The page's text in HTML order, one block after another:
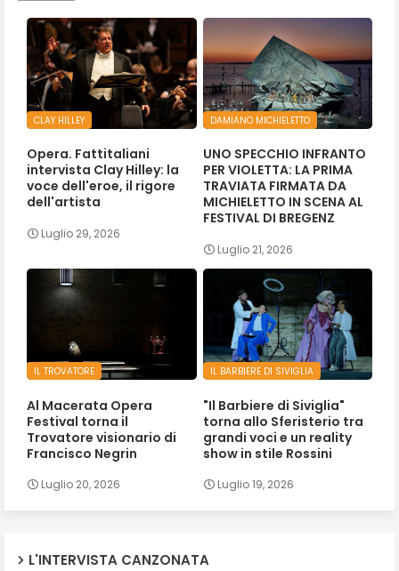
CLAY HILLEY
Opera. Fattitaliani
intervista Clay Hilley: la
voce dell'eroe, il rigore
dell'artista
Luglio 29, 2026
DAMIANO MICHIELETTO
UNO SPECCHIO INFRANTO
PER VIOLETTA: LA PRIMA
TRAVIATA FIRMATA DA
MICHIELETTO IN SCENA AL
FESTIVAL DI BREGENZ
Luglio 21, 2026
IL TROVATORE
Al Macerata Opera
Festival torna il
Trovatore visionario di
Francisco Negrin
Luglio 20, 2026
IL BARBIERE DI SIVIGLIA
"Il Barbiere di Siviglia"
torna allo Sferisterio tra
grandi voci e un reality
show in stile Rossini
Luglio 19, 2026
L'INTERVISTA CANZONATA